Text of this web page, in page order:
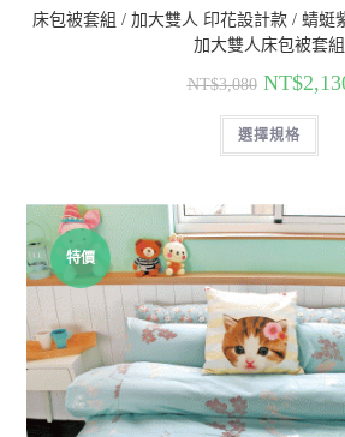
床包被套組 / 加大雙人 印花設計款 / 蜻蜓
加大雙人床包被套組
NT$3,080 NT$
選擇規格
特價